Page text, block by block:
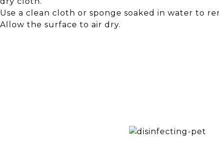
Use a clean cloth or sponge soaked in water to
Allow the surface to air dry.